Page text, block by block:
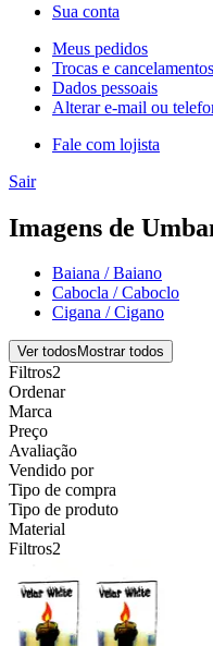
Sua conta
Meus pedidos
Trocas e cancelamentos
Dados pessoais
Alterar e-mail ou
Fale com lojista
Sair
Imagens de
Baiana / Baiano
Cabocla / Caboclo
Cigana / Cigano
Ver todos Mostrar todos
Filtros2
Ordenar
Marca
Preço
Avaliação
Vendido por
Tipo de compra
Tipo de produto
Material
Filtros2